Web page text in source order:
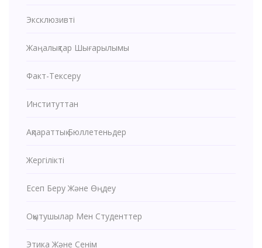
Эксклюзивті
Жаңалықтар Шығарылымы
Факт-Тексеру
Институттан
Ақпараттық Бюллетеньдер
Жергілікті
Есеп Беру Және Өңдеу
Оқытушылар Мен Студенттер
Этика Және Сенім